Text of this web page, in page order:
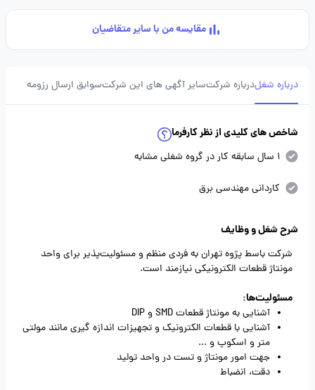
مقایسه من با سایر متقاضیان
درباره شغلدرباره شرکتسایر آگهی های این شرکتسوابق ارسال رزومه
شاخص های کلیدی از نظر کارفرما
1 سال سابقه کار در گروه شغلی مشابه
کاردانی مهندسی برق
شرح شغل و وظایف
شرکت باسط پژوه تهران به فردی منظم و مسئولیت‌پذیر برای واحد
مونتاژ قطعات الکترونیکی نیازمند است.
مسئولیت‌ها:
آشنایی به مونتاژ قطعات SMD و DIP
آشنایی با قطعات الکترونیک و تجهیزات اندازه گیری مانند مولتی
متر و اسکوپ و ...
جهت امور مونتاژ و تست در واحد تولید
دقت، انضباط